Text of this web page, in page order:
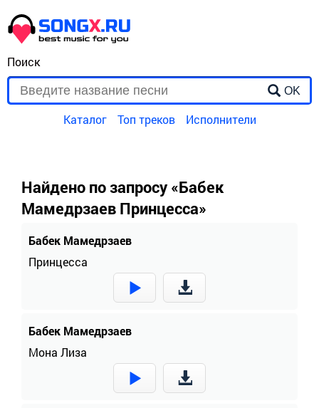
Поиск
OK
Каталог Топ треков Исполнители
Найдено по запросу «Бабек
Мамедрзаев Принцесса»
Бабек Мамедрзаев
Принцесса
Бабек Мамедрзаев
Мона Лиза